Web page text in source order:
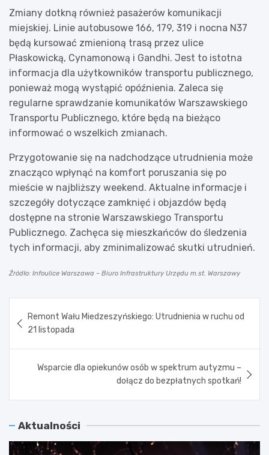
Zmiany dotkną również pasażerów komunikacji
miejskiej. Linie autobusowe 166, 179, 319 i nocna N37
będą kursować zmienioną trasą przez ulice
Płaskowicką, Cynamonową i Gandhi. Jest to istotna
informacja dla użytkowników transportu publicznego,
ponieważ mogą wystąpić opóźnienia. Zaleca się
regularne sprawdzanie komunikatów Warszawskiego
Transportu Publicznego, które będą na bieżąco
informować o wszelkich zmianach.
Przygotowanie się na nadchodzące utrudnienia może
znacząco wpłynąć na komfort poruszania się po
mieście w najbliższy weekend. Aktualne informacje i
szczegóły dotyczące zamknięć i objazdów będą
dostępne na stronie Warszawskiego Transportu
Publicznego. Zachęca się mieszkańców do śledzenia
tych informacji, aby zminimalizować skutki utrudnień.
Źródło: Infoulice Warszawa – Biuro Infrastruktury Urzędu m.st. Warszawy
wpisu
Remont Wału Miedzeszyńskiego: Utrudnienia w ruchu od
21 listopada
Wsparcie dla opiekunów osób w spektrum autyzmu –
dołącz do bezpłatnych spotkań!
Aktualności